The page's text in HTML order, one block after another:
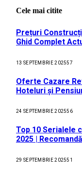
Cele mai citite
Prețuri
Ghid Complet
13 SEPTEMBRIE 202557
Oferte Cazare
Hoteluri și
24 SEPTEMBRIE 202556
Top 10 Serialele
2025 |
29 SEPTEMBRIE 202551